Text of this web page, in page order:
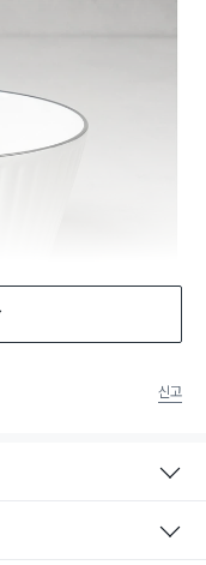
에 따라 제조되어 식품 또
기구라는 표시입니다.
신고